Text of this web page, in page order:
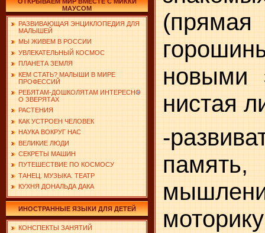
МАУСОМ
РАЗВИВАЮЩАЯ ЭНЦИКЛОПЕДИЯ ДЛЯ
МАЛЫШЕЙ
МЫ ЖИВЕМ В РОССИИ
УВЛЕКАТЕЛЬНЫЙ КОСМОС
ПЛАНЕТА ЗЕМЛЯ
КЕМ СТАТЬ? МАЛЫШИ В МИРЕ
ПРОФЕССИЙ
РЕБЯТАМ-ДОШКОЛЯТАМ ИНТЕРЕСНО
О ЗВЕРЯТАХ
РАСТЕНИЯ
КАК УСТРОЕН ЧЕЛОВЕК
НАУКА ВОКРУГ НАС
ВЕЛИКИЕ ЛЮДИ
СЕКРЕТЫ МАШИН
ПУТЕШЕСТВИЕ ПО КОСМОСУ
ТАНЕЦ. МУЗЫКА. ТЕАТР
КУХНЯ ДОНАЛЬДА ДАКА
ИНОСТРАННЫЕ ЯЗЫКИ ДЛЯ ДЕТЕЙ
КОНСПЕКТЫ ЗАНЯТИЙ
новыми
нистая
-